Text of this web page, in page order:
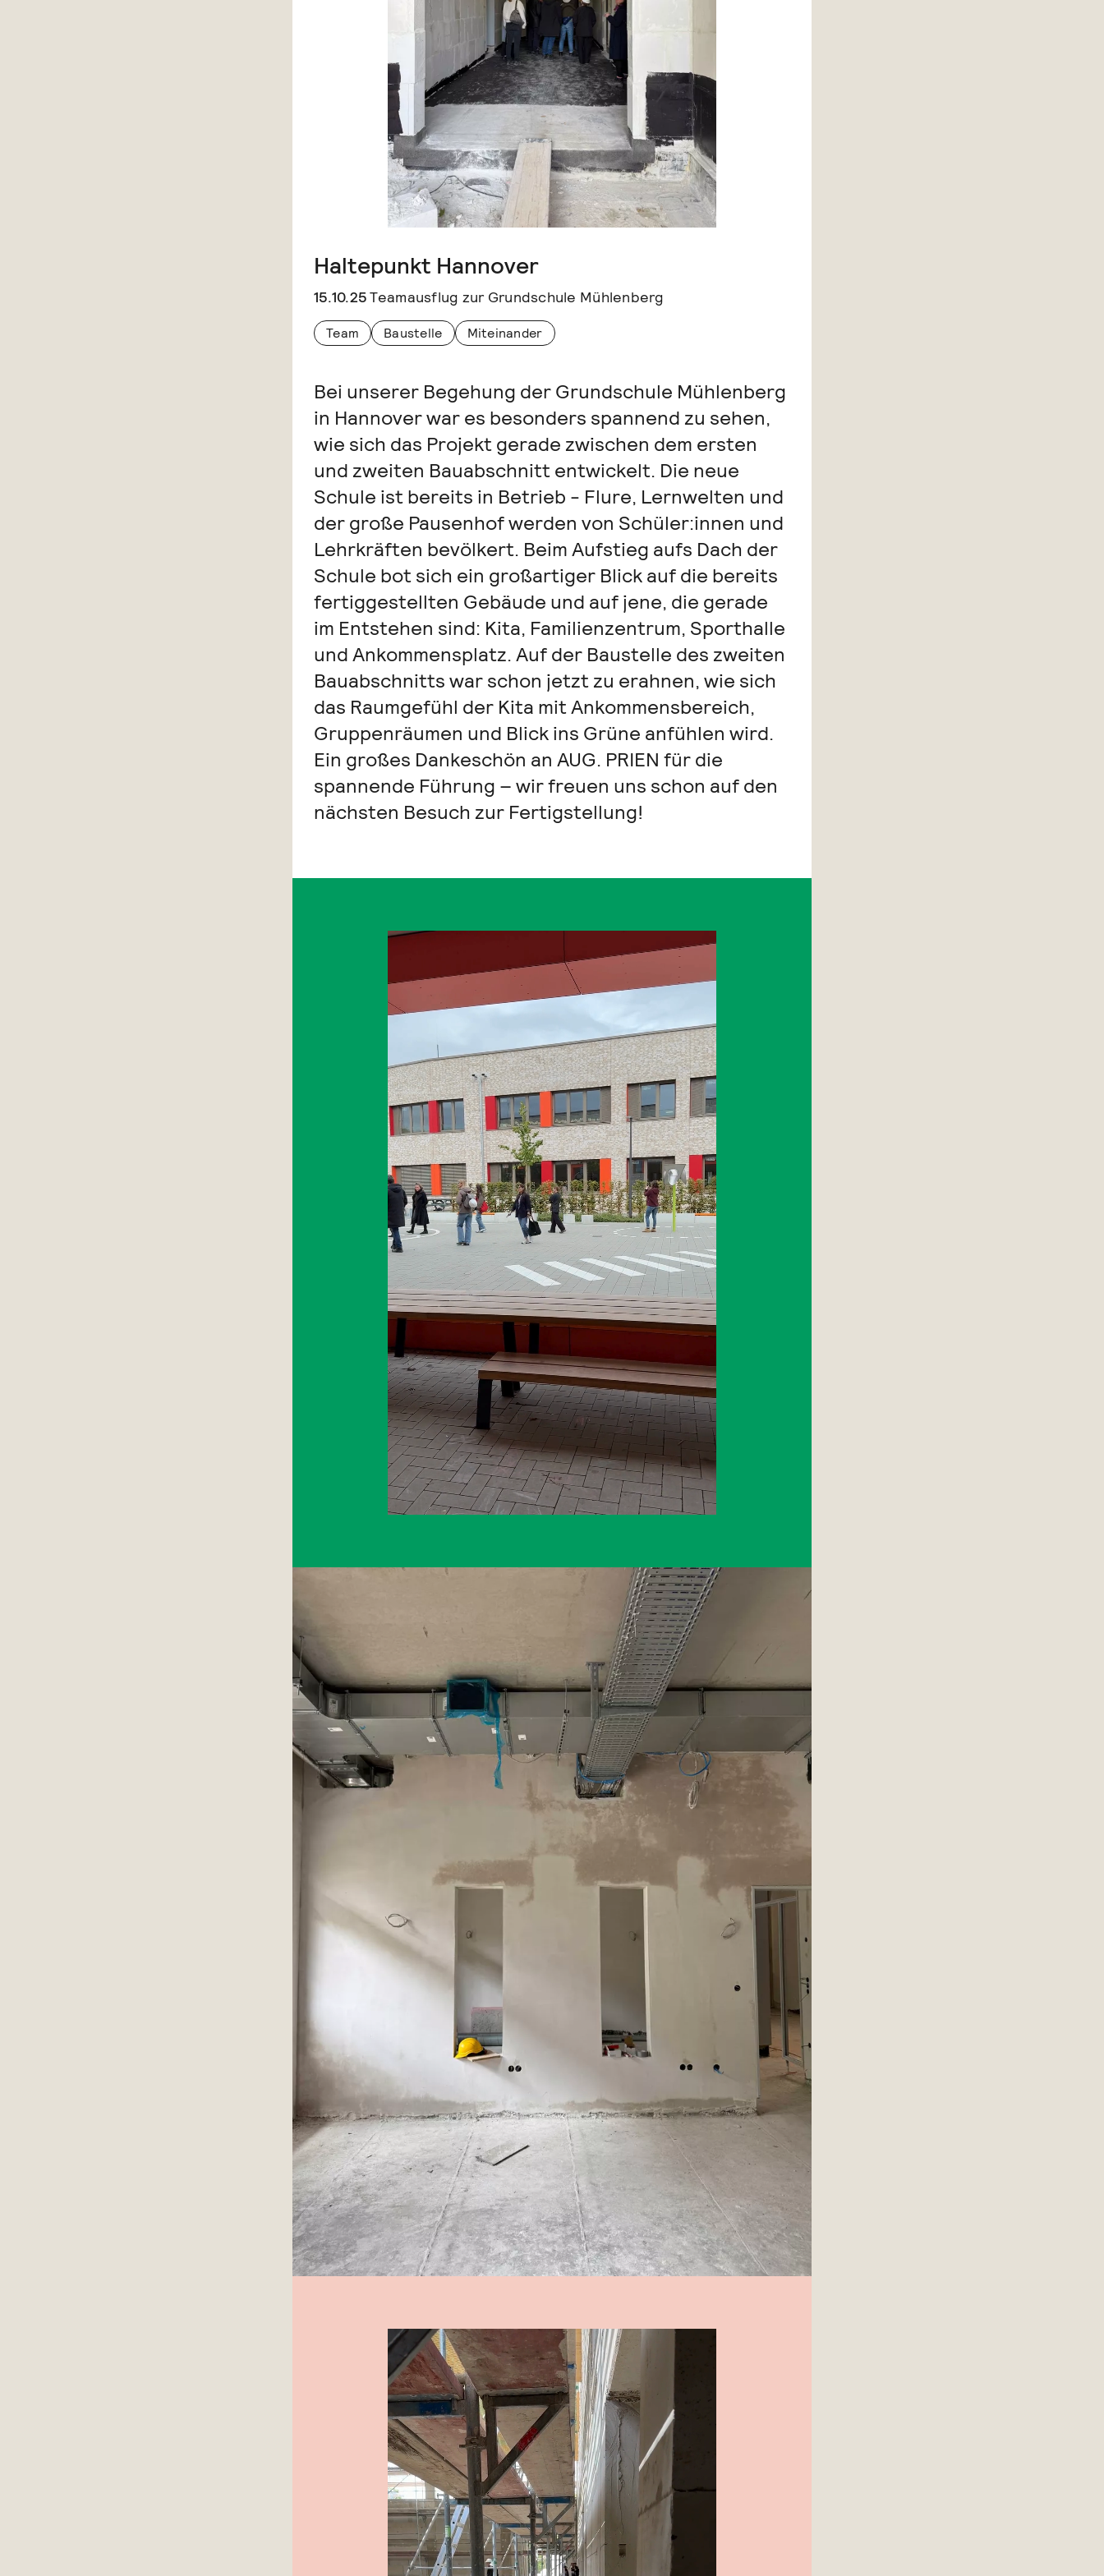
Haltepunkt Hannover
15.10.25Teamausflug zur Grundschule Mühlenberg
Team Baustelle Miteinander
Bei unserer Begehung der Grundschule Mühlenberg
in Hannover war es besonders spannend zu sehen,
wie sich das Projekt gerade zwischen dem ersten
und zweiten Bauabschnitt entwickelt. Die neue
Schule ist bereits in Betrieb - Flure, Lernwelten und
der große Pausenhof werden von Schüler:innen und
Lehrkräften bevölkert. Beim Aufstieg aufs Dach der
Schule bot sich ein großartiger Blick auf die bereits
fertiggestellten Gebäude und auf jene, die gerade
im Entstehen sind: Kita, Familienzentrum, Sporthalle
und Ankommensplatz. Auf der Baustelle des zweiten
Bauabschnitts war schon jetzt zu erahnen, wie sich
das Raumgefühl der Kita mit Ankommensbereich,
Gruppenräumen und Blick ins Grüne anfühlen wird.
Ein großes Dankeschön an AUG. PRIEN für die
spannende Führung – wir freuen uns schon auf den
nächsten Besuch zur Fertigstellung!